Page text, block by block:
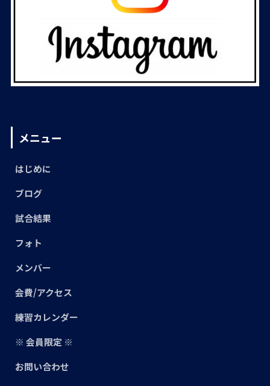
メニュー
はじめに
ブログ
試合結果
フォト
メンバー
会費/アクセス
練習カレンダー
※ 会員限定 ※
お問い合わせ